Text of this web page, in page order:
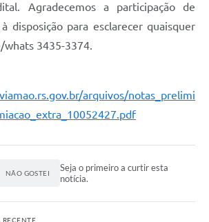
Agradecemos a participação de
disposição para esclarecer quaisquer
3435-3374.
arquivos/notas_prelimi
NÃO GOSTEI
Seja o primeiro a curtir esta
notícia.